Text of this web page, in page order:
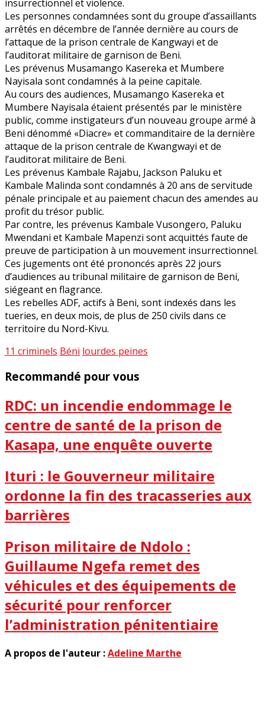
insurrectionnel et violence.
Les personnes condamnées sont du groupe d’assaillants
arrêtés en décembre de l’année dernière au cours de
l’attaque de la prison centrale de Kangwayi et de
l’auditorat militaire de garnison de Beni.
Les prévenus Musamango Kasereka et Mumbere
Nayisala sont condamnés à la peine capitale.
Au cours des audiences, Musamango Kasereka et
Mumbere Nayisala étaient présentés par le ministère
public, comme instigateurs d’un nouveau groupe armé à
Beni dénommé «Diacre» et commanditaire de la dernière
attaque de la prison centrale de Kwangwayi et de
l’auditorat militaire de Beni.
Les prévenus Kambale Rajabu, Jackson Paluku et
Kambale Malinda sont condamnés à 20 ans de servitude
pénale principale et au paiement chacun des amendes au
profit du trésor public.
Par contre, les prévenus Kambale Vusongero, Paluku
Mwendani et Kambale Mapenzi sont acquittés faute de
preuve de participation à un mouvement insurrectionnel.
Ces jugements ont été prononcés après 22 jours
d’audiences au tribunal militaire de garnison de Beni,
siégeant en flagrance.
Les rebelles ADF, actifs à Beni, sont indexés dans les
tueries, en deux mois, de plus de 250 civils dans ce
territoire du Nord-Kivu.
11 criminels Béni lourdes peines
Recommandé pour vous
RDC: un incendie endommage le
centre de santé de la prison de
Kasapa, une enquête ouverte
Ituri : le Gouverneur militaire
ordonne la fin des tracasseries aux
barrières
Prison militaire de Ndolo :
Guillaume Ngefa remet des
véhicules et des équipements de
sécurité pour renforcer
l’administration pénitentiaire
A propos de l'auteur :Adeline Marthe